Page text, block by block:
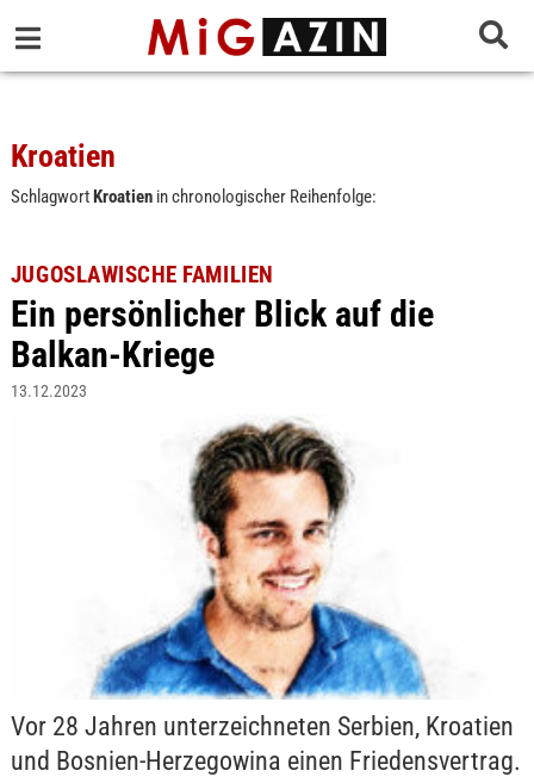
Kroatien
SchlagwortKroatienin chronologischer Reihenfolge:
JUGOSLAWISCHE FAMILIEN
Ein persönlicher Blick auf die
Balkan-Kriege
13.12.2023
Vor 28 Jahren unterzeichneten Serbien, Kroatien
und Bosnien-Herzegowina einen Friedensvertrag.